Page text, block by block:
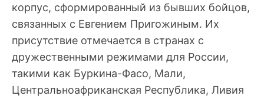
корпус, сформированный из бывших бойцов,
связанных с Евгением Пригожиным. Их
присутствие отмечается в странах с
дружественными режимами для России,
такими как Буркина-Фасо, Мали,
Центральноафриканская Республика, Ливия